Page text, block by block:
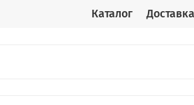
Каталог